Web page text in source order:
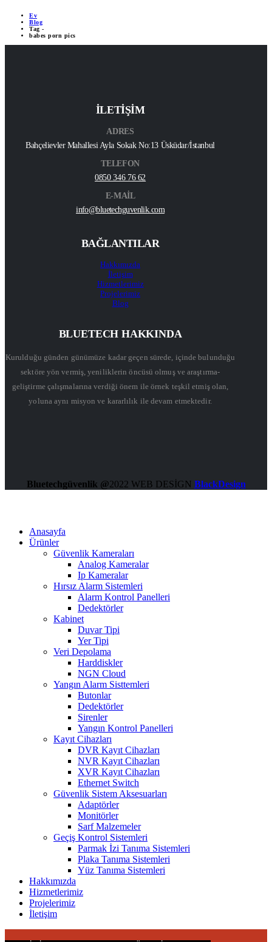
Ev
Blog
Tag -
babes porn pics
İLETİŞİM
ADRES
Bahçelievler Mahallesi Ayla Sokak No:13 Üsküdar/İstanbul
TELEFON
0850 346 76 62
E-MAİL
info@bluetechguvenlik.com
BAĞLANTILAR
Hakkımızda
İletişim
Hizmetlerimiz
Projelerimiz
Blog
BLUETECH HAKKINDA
Kurulduğu günden günümüze kadar geçen sürede, içinde bulunduğu
sektöre yön vermiş, yeniliklerin öncüsü olmuş ve araştırma-
geliştirme çalışmalarına verdiği önem ile örnek teşkil etmiş olan,
yoluna aynı misyon ve kararlılık ile devam etmektedir.
Bluetechgüvenlik @2022 WEB DESİGN BlackDesign
Anasayfa
Ürünler
Güvenlik Kameraları
Analog Kameralar
Ip Kameralar
Hırsız Alarm Sistemleri
Alarm Kontrol Panelleri
Dedektörler
Kabinet
Duvar Tipi
Yer Tipi
Veri Depolama
Harddiskler
NGN Cloud
Yangın Alarm Sisttemleri
Butonlar
Dedektörler
Sirenler
Yangın Kontrol Panelleri
Kayıt Cihazları
DVR Kayıt Cihazları
NVR Kayıt Cihazları
XVR Kayıt Cihazları
Ethernet Switch
Güvenlik Sistem Aksesuarları
Adaptörler
Monitörler
Sarf Malzemeler
Geçiş Kontrol Sistemleri
Parmak İzi Tanıma Sistemleri
Plaka Tanıma Sistemleri
Yüz Tanıma Sistemleri
Hakkımızda
Hizmetlerimiz
Projelerimiz
İletişim